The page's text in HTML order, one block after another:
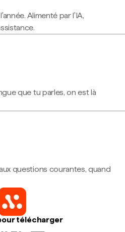
Alimenté par l'IA,
que tu parles, on est là
questions courantes, quand
télécharger